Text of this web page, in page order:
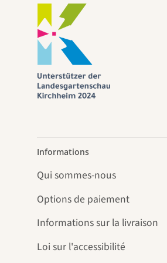
Informations
Qui sommes-nous
Options de paiement
Informations sur la livraison
Loi sur l'accessibilité